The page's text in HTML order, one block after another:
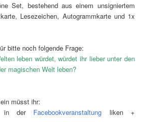
Set, bestehend aus einem unsigniertem
Lesezeichen, Autogrammkarte und 1x
bitte noch folgende Frage:
leben würdet, würdet ihr lieber unter den
magischen Welt leben?
müsst ihr:
in der Facebookveranstaltung liken +